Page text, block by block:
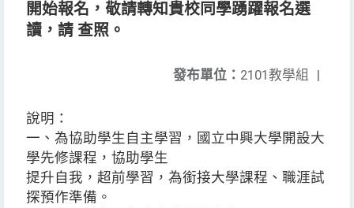
開始報名，敬請轉知貴校同學踴躍報名選
讀，請 查照。
發布單位： 2101教學組 |
說明：
一、為協助學生自主學習，國立中興大學開設大
學先修課程，協助學生
提升自我，超前學習，為銜接大學課程、職涯試
探預作準備。